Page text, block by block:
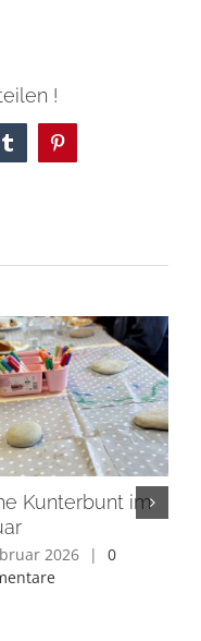
!
TumblrPinterest
Kunterbunt im
2026 |
0